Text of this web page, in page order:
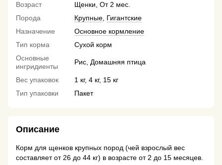
Возраст
Щенки, От 2 мес.
Порода
Крупные Гигантские
Назначение
Основное кормление
Тип корма
Сухой корм
Основные
ингридиенты
Рис, Домашняя птица
Вес упаковок
1 кг, 4 кг, 15 кг
Тип упаковки
Пакет
Описание
Корм для щенков крупных пород (чей взрослый вес
составляет от 26 до 44 кг) в возрасте от 2 до 15 месяцев.